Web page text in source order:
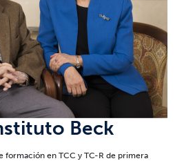
Beck
formación en TCC y TC-R de primera